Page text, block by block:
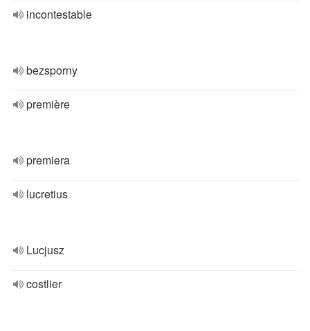
incontestable
bezsporny
première
premiera
lucretius
Lucjusz
costlier